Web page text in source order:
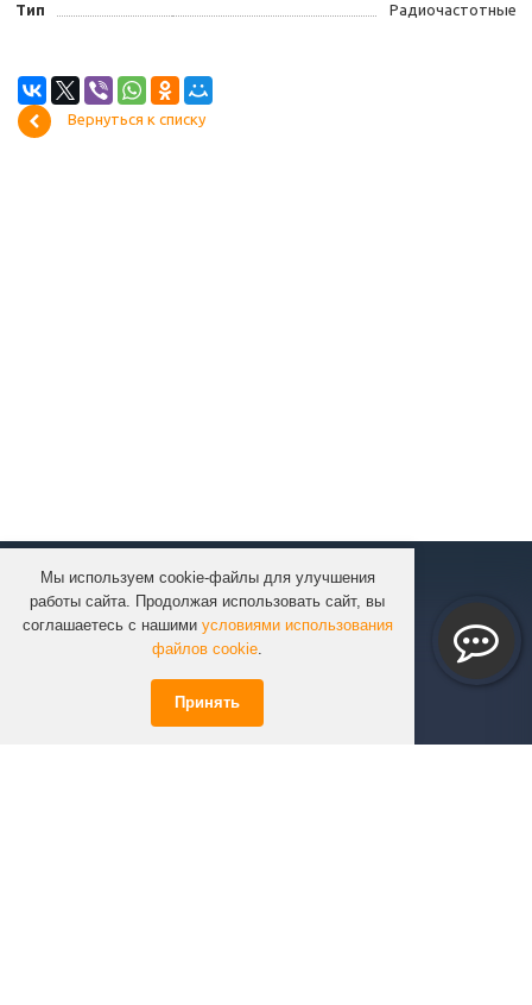
Мы используем cookie-файлы для улучшения
работы сайта. Продолжая использовать сайт, вы
соглашаетесь с нашими условиями использования
файлов cookie.
Принять
Тип Радиочастотные
Вернуться к списку
КОМПАНИЯ
КАТАЛОГ
УСЛУГИ
ИНФОРМАЦИЯ